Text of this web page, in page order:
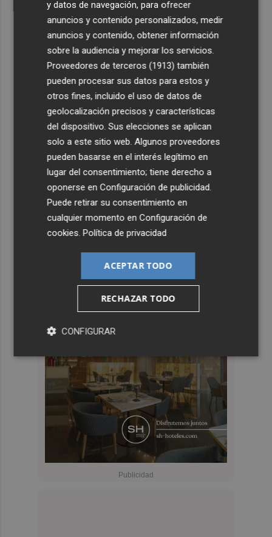
y datos de navegación, para ofrecer
anuncios y contenido personalizados, medir
anuncios y contenido, obtener información
sobre la audiencia y mejorar los servicios.
Proveedores de terceros (1913) también
pueden procesar sus datos para estos y
otros fines, incluido el uso de datos de
geolocalización precisos y características
del dispositivo. Sus elecciones se aplican
solo a este sitio web. Algunos proveedores
pueden basarse en el interés legítimo en
lugar del consentimiento; tiene derecho a
oponerse enConfiguración de publicidad
Puede retirar su consentimiento en
cualquier momento enConfiguración de
cookies .Política de privacidad
ACEPTAR TODO
RECHAZAR TODO
CONFIGURAR